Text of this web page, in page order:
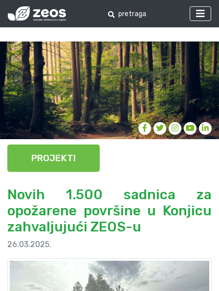
PROJEKTI
Novih 1.500 sadnica za
opožarene površine u Konjicu
zahvaljujući ZEOS-u
26.03.2025.